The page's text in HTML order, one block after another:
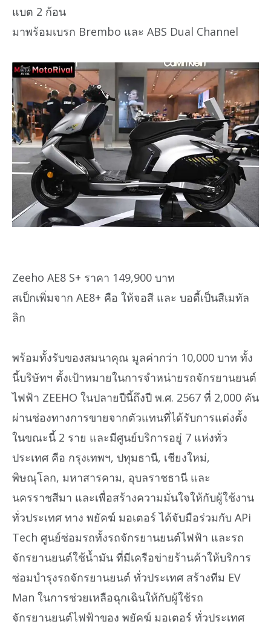
แบต 2 ก้อน
มาพร้อมเบรก Brembo และ ABS Dual Channel
Zeeho AE8 S+ ราคา 149,900 บาท
สเป็กเพิ่มจาก AE8+ คือ ให้จอสี และ บอดี้เป็นสีเมทัล
ลิก
พร้อมทั้งรับของสมนาคุณ มูลค่ากว่า 10,000 บาท ทั้ง
นี้บริษัทฯ ตั้งเป้าหมายในการจำหน่ายรถจักรยานยนต์
ไฟฟ้า ZEEHO ในปลายปีนี้ถึงปี พ.ศ. 2567 ที่ 2,000 คัน
ผ่านช่องทางการขายจากตัวแทนที่ได้รับการแต่งตั้ง
ในขณะนี้ 2 ราย และมีศูนย์บริการอยู่ 7 แห่งทั่ว
ประเทศ คือ กรุงเทพฯ, ปทุมธานี, เชียงใหม่,
พิษณุโลก, มหาสารคาม, อุบลราชธานี และ
นครราชสีมา และเพื่อสร้างความมั่นใจให้กับผู้ใช้งาน
ทั่วประเทศ ทาง พยัคฆ์ มอเตอร์ ได้จับมือร่วมกับ APi
Tech ศูนย์ซ่อมรถทั้งรถจักรยานยนต์ไฟฟ้า และรถ
จักรยานยนต์ใช้น้ำมัน ที่มีเครือข่ายร้านค้าให้บริการ
ซ่อมบำรุงรถจักรยานยนต์ ทั่วประเทศ สร้างทีม EV
Man ในการช่วยเหลือฉุกเฉินให้กับผู้ใช้รถ
จักรยานยนต์ไฟฟ้าของ พยัคฆ์ มอเตอร์ ทั่วประเทศ